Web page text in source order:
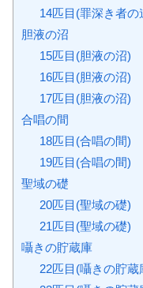
14匹目(罪深き者の
胆液の沼
15匹目(胆液の沼)
16匹目(胆液の沼)
17匹目(胆液の沼)
合唱の間
18匹目(合唱の間)
19匹目(合唱の間)
聖域の礎
20匹目(聖域の礎)
21匹目(聖域の礎)
囁きの貯蔵庫
22匹目(囁きの貯蔵